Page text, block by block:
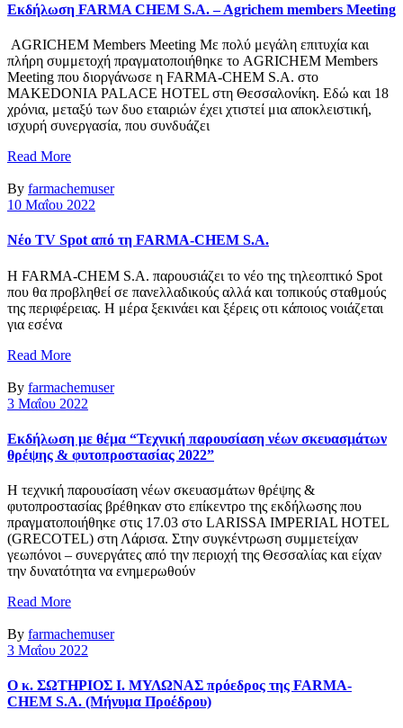
Εκδήλωση FARMA CHEM S.A. – Agrichem members Meeting
AGRICHEM Members Meeting Με πολύ μεγάλη επιτυχία και
πλήρη συμμετοχή πραγματοποιήθηκε το AGRICHEM Members
Meeting που διοργάνωσε η FARMA-CHEM S.A. στο
MAKEDONIA PALACE HOTEL στη Θεσσαλονίκη. Εδώ και 18
χρόνια, μεταξύ των δυο εταιριών έχει χτιστεί μια αποκλειστική,
ισχυρή συνεργασία, που συνδυάζει
Read More
By farmachemuser
10 Μαΐου 2022
Nέο TV Spot από τη FARMA-CHEM S.A.
Η FARMA-CHEM S.A. παρουσιάζει το νέο της τηλεοπτικό Spot
που θα προβληθεί σε πανελλαδικούς αλλά και τοπικούς σταθμούς
της περιφέρειας. Η μέρα ξεκινάει και ξέρεις οτι κάποιος νοιάζεται
για εσένα
Read More
By farmachemuser
3 Μαΐου 2022
Εκδήλωση με θέμα “Τεχνική παρουσίαση νέων σκευασμάτων
θρέψης & φυτοπροστασίας 2022”
H τεχνική παρουσίαση νέων σκευασμάτων θρέψης &
φυτοπροστασίας βρέθηκαν στο επίκεντρο της εκδήλωσης που
πραγματοποιήθηκε στις 17.03 στο LARISSA IMPERIAL HOTEL
(GRECOTEL) στη Λάρισα. Στην συγκέντρωση συμμετείχαν
γεωπόνοι – συνεργάτες από την περιοχή της Θεσσαλίας και είχαν
την δυνατότητα να ενημερωθούν
Read More
By farmachemuser
3 Μαΐου 2022
Ο κ. ΣΩΤΗΡΙΟΣ Ι. ΜΥΛΩΝΑΣ πρόεδρος της FARMA-
CHEM S.A. (Μήνυμα Προέδρου)